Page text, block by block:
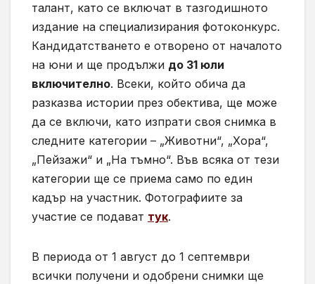
талант, като се включат в тазгодишното
издание на специализирания фотоконкурс.
Кандидатстването е отворено от началото
на юни и ще продължи до 31 юли
включително. Всеки, който обича да
разказва истории през обектива, ще може
да се включи, като изпрати своя снимка в
следните категории – „Животни“, „Хора“,
„Пейзажи“ и „На тъмно“. Във всяка от тези
категории ще се приема само по един
кадър на участник. Фотографиите за
участие се подават тук.
В периода от 1 август до 1 септември
всички получени и одобрени снимки ще